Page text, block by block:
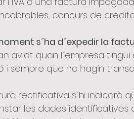
concurs de
s´ha d´expedir la
i sempre que no hagin
rectificativa s´hi indicarà
les dades